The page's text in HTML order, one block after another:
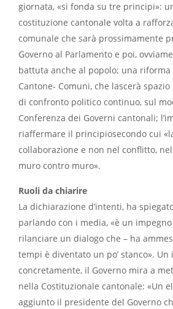
giornata, «si fonda su tre principi»:
costituzione cantonale volta a
comunale che sarà prossimamente
Governo al Parlamento e poi,
battuta anche al popolo; una
Cantone- Comuni, che lascerà
di confronto politico continuo, sul
Conferenza dei Governi cantonali;
riaffermare il principiosecondo cui
collaborazione e non nel conflitto,
muro contro muro».
Ruoli da chiarire
La dichiarazione d’intenti, ha
parlando con i media, «è un
rilanciare un dialogo che – ha
tempi è diventato un po’ stanco». Un
concretamente, il Governo mira a
nella Costituzionale cantonale: «Un
aggiunto il presidente del Governo